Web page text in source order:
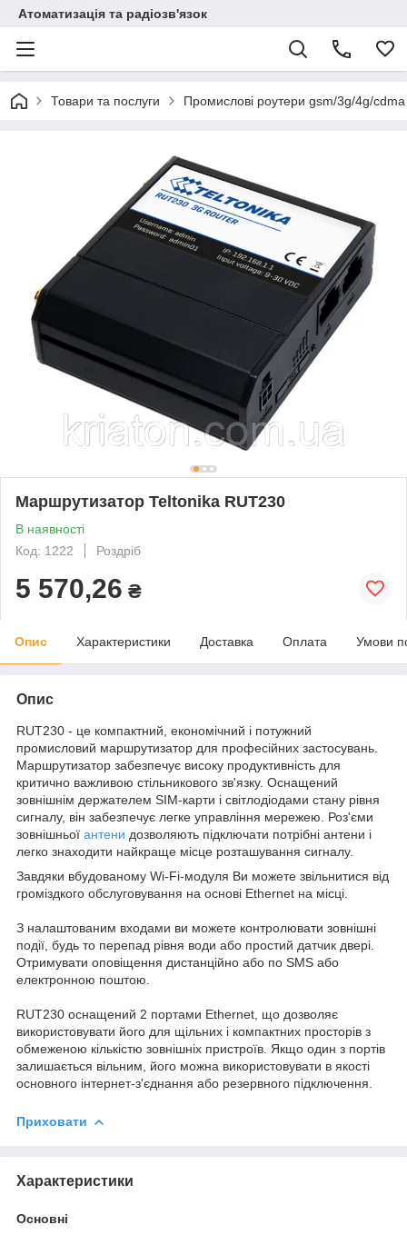
Атоматизація та радіозв'язок
Товари та послуги Промислові роутери gsm/3g/4g/cdma
Маршрутизатор Teltonika RUT230
В наявності
Код: 1222
Роздріб
5 570,26 ₴
Опис Характеристики Доставка Оплата Умови
Опис
RUT230 - це компактний, економічний і потужний
промисловий маршрутизатор для професійних застосувань.
Маршрутизатор забезпечує високу продуктивність для
критично важливою стільникового зв'язку. Оснащений
зовнішнім держателем SIM-карти і світлодіодами стану рівня
сигналу, він забезпечує легке управління мережею. Роз'єми
зовнішньої антени дозволяють підключати потрібні антени і
легко знаходити найкраще місце розташування сигналу.
Завдяки вбудованому Wi-Fi-модуля Ви можете звільнитися від
громіздкого обслуговування на основі Ethernet на місці.
З налаштованим входами ви можете контролювати зовнішні
події, будь то перепад рівня води або простий датчик двері.
Отримувати оповіщення дистанційно або по SMS або
електронною поштою.
RUT230 оснащений 2 портами Ethernet, що дозволяє
використовувати його для щільних і компактних просторів з
обмеженою кількістю зовнішніх пристроїв. Якщо один з портів
залишається вільним, його можна використовувати в якості
основного інтернет-з'єднання або резервного підключення.
Приховати
Характеристики
Основні